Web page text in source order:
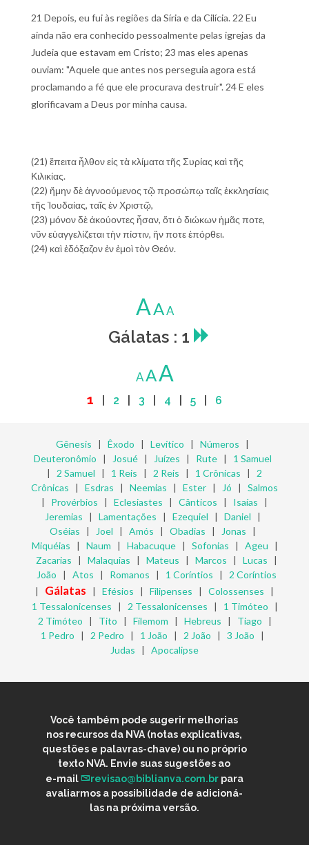
21 Depois, eu fui às regiões da Síria e da Cilícia. 22 Eu
ainda não era conhecido pessoalmente pelas igrejas da
Judeia que estavam em Cristo; 23 mas eles apenas
ouviam: "Aquele que antes nos perseguia agora está
proclamando a fé que ele procurava destruir". 24 E eles
glorificavam a Deus por minha causa.
(21) ἔπειτα ἦλθον εἰς τὰ κλίματα τῆς Συρίας καὶ τῆς
Κιλικίας.
(22) ἤμην δὲ ἀγνοούμενος τῷ προσώπῳ ταῖς ἐκκλησίαις
τῆς Ἰουδαίας, ταῖς ἐν Χριστῷ,
(23) μόνον δὲ ἀκούοντες ἦσαν, ὅτι ὁ διώκων ἡμᾶς ποτε,
νῦν εὐαγγελίζεται τὴν πίστιν, ἥν ποτε ἐπόρθει.
(24) καὶ ἐδόξαζον ἐν ἐμοὶ τὸν Θεόν.
AAA
Gálatas : 1
AAA
1 2 3 4 5 6
Gênesis | Êxodo | Levítico | Números |
Deuteronômio | Josué| Juízes | Rute| 1 Samuel
| 2 Samuel | 1 Reis | 2 Reis | 1 Crônicas | 2
Crônicas | Esdras | Neemias | Ester | Jó | Salmos
| Provérbios | Eclesiastes | Cânticos | Isaías |
Jeremias | Lamentações | Ezequiel | Daniel |
Oséias | Joel | Amós | Obadias | Jonas |
Miquéias | Naum | Habacuque| Sofonias | Ageu |
Zacarias | Malaquias | Mateus | Marcos | Lucas |
João | Atos | Romanos | 1 Coríntios | 2 Coríntios
| Gálatas | Efésios | Filipenses | Colossenses |
1 Tessalonicenses | 2 Tessalonicenses | 1 Timóteo |
2 Timóteo | Tito | Filemom | Hebreus | Tiago |
1 Pedro | 2 Pedro | 1 João | 2 João | 3 João |
Judas | Apocalipse
Você também pode sugerir melhorias
nos recursos da NVA (notas explicativas,
questões e palavras-chave) ou no próprio
texto NVA. Envie suas sugestões ao
e-mail
revisao@biblianva.com.br para
avaliarmos a possibilidade de adicioná-
las na próxima versão.